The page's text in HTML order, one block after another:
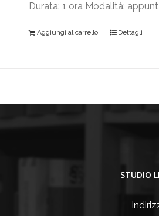
Durata: 1 ora Modalità:
Aggiungi al carrello Dettagli
STUDIO